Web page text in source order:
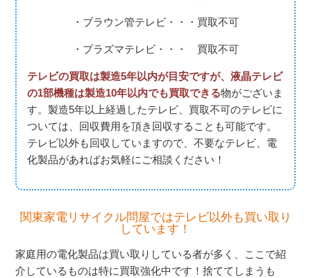
・ブラウン管テレビ・・・買取不可
・プラズマテレビ・・・ 買取不可
テレビの買取は製造5年以内が目安ですが、液晶テレビ
の1部機種は製造10年以内でも買取できる物がございま
す。製造5年以上経過したテレビ、買取不可のテレビに
ついては、回収費用を頂き回収することも可能です。
テレビ以外も回収していますので、不要なテレビ、電
化製品があればお気軽にご相談ください！
関東家電リサイクル問屋ではテレビ以外も買い取り
しています！
家庭用の電化製品は買い取りしている者が多く、ここで紹
介しているものは特に買取強化中です！捨ててしまうも